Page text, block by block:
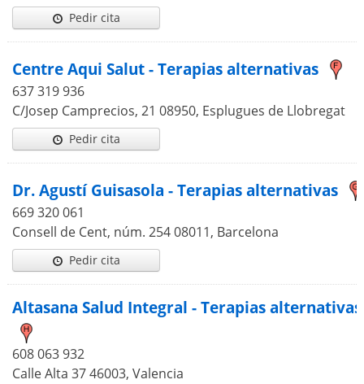
Pedir cita
Centre Aqui Salut - Terapias alternativas
637 319 936
C/Josep Camprecios, 21 08950, Esplugues de Llobregat
Pedir cita
Dr. Agustí Guisasola - Terapias alternativas
669 320 061
Consell de Cent, núm. 254 08011, Barcelona
Pedir cita
Altasana Salud Integral - Terapias alternativas
608 063 932
Calle Alta 37 46003, Valencia